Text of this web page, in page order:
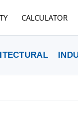
CALCULATOR